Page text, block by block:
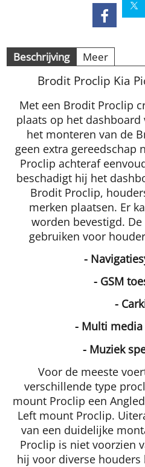
Beschrijving Meer
Brodit Proclip Kia
Met een Brodit Proclip
plaats op het
het monteren van de
geen extra gereedschap
Proclip achteraf
beschadigt hij het
Brodit Proclip,
merken plaatsen. Er
worden bevestigd.
gebruiken voor
-
- GSM
-
- Multi
- Muziek
Voor de meeste
verschillende type
mount Proclip een
Left mount Proclip.
van een duidelijke
Proclip is niet voorzien
hij voor diverse